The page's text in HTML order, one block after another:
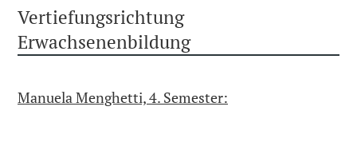
Vertiefungsrichtung
Erwachsenenbildung
Manuela Menghetti, 4. Semester: